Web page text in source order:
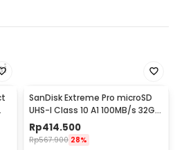
pesanan juga tiba dalam
SanDisk Extreme Pro microSD
UHS-I Class 10 A1 100MB/s 32GB
- SDSQXCG
Rp414.500
Rp567.900 28%